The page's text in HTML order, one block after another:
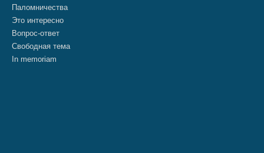
Паломничества
Это интересно
Вопрос-ответ
Свободная тема
In memoriam